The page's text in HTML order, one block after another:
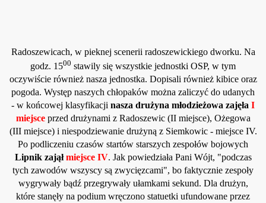
Radoszewicach, w pieknej scenerii radoszewickiego dworku. Na
godz. 1500 stawily się wszystkie jednostki OSP, w tym
oczywiście również nasza jednostka. Dopisali również kibice oraz
pogoda. Występ naszych chłopaków można zaliczyć do udanych
- w końcowej klasyfikacji nasza drużyna młodzieżowa zajęła I
miejsceprzed drużynami z Radoszewic (II miejsce), Ożegowa
(III miejsce) i niespodziewanie drużyną z Siemkowic - miejsce IV.
Po podliczeniu czasów startów starszych zespołów bojowych
Lipnik zająłmiejsce IV. Jak powiedziała Pani Wójt, "podczas
tych zawodów wszyscy są zwycięzcami", bo faktycznie zespoły
wygrywały bądź przegrywały ułamkami sekund. Dla drużyn,
które stanęły na podium wręczono statuetki ufundowane przez